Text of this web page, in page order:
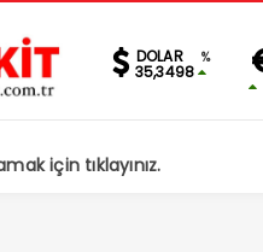
DOLAR %
35,3498
için tıklayınız.